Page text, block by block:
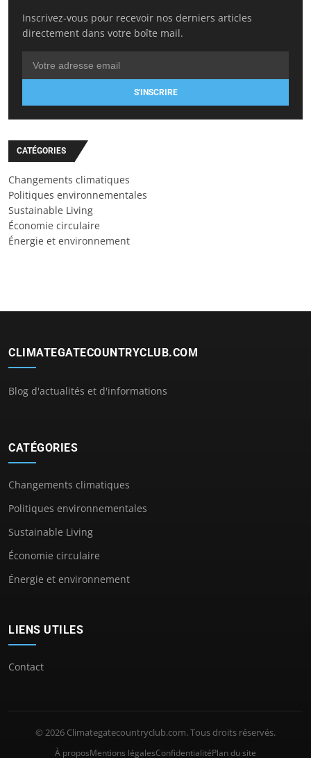
Inscrivez-vous pour recevoir nos derniers articles
directement dans votre boîte mail.
S'INSCRIRE
CATÉGORIES
Changements climatiques
Politiques environnementales
Sustainable Living
Économie circulaire
Énergie et environnement
CLIMATEGATECOUNTRYCLUB.COM
Blog d'actualités et d'informations
CATÉGORIES
Changements climatiques
Politiques environnementales
Sustainable Living
Économie circulaire
Énergie et environnement
LIENS UTILES
Contact
© 2026 Climategatecountryclub.com. Tous droits réservés.
À proposMentions légalesConfidentialitéPlan du site